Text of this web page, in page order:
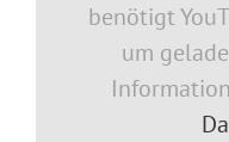
benötigt
um